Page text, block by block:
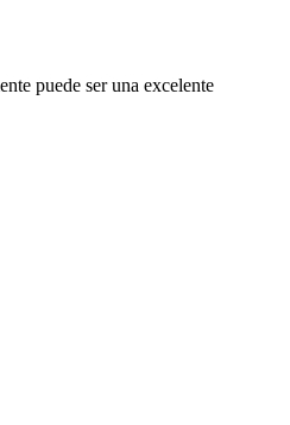
puede ser una excelente